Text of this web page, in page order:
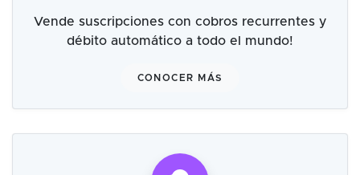
Vende suscripciones con cobros recurrentes y
débito automático a todo el mundo!
CONOCER MÁS